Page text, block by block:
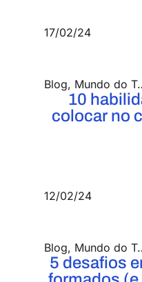
17/02/24
Blog, Mundo do Trabalho
10
colocar no
12/02/24
Blog, Mundo do Trabalho
5 desafios